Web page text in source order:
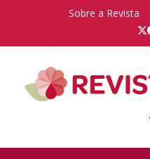
Sobre a Revista